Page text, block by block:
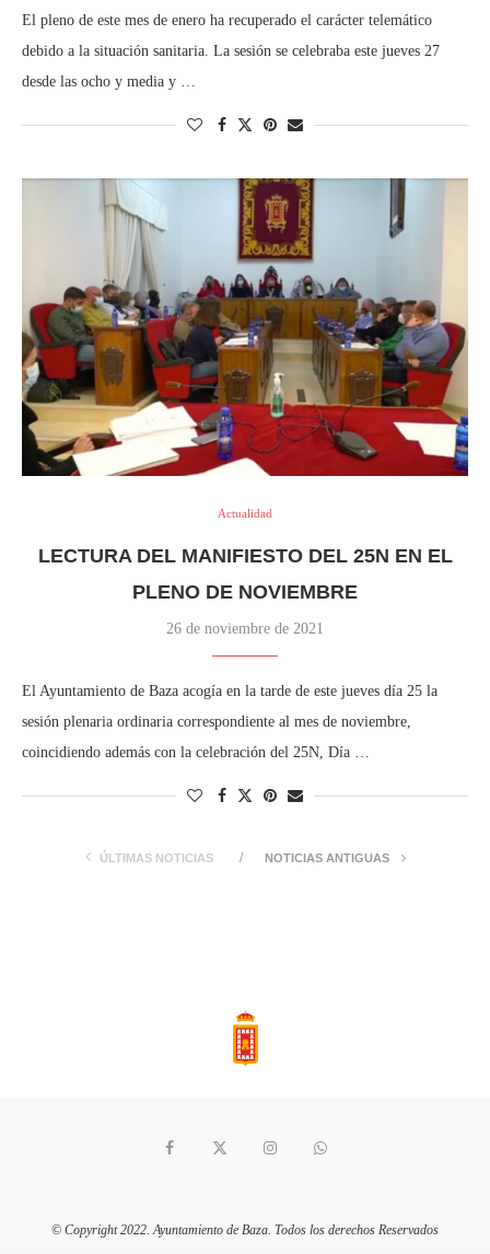
El pleno de este mes de enero ha recuperado el carácter telemático
debido a la situación sanitaria. La sesión se celebraba este jueves 27
desde las ocho y media y …
Actualidad
LECTURA DEL MANIFIESTO DEL 25N EN EL
PLENO DE NOVIEMBRE
26 de noviembre de 2021
El Ayuntamiento de Baza acogía en la tarde de este jueves día 25 la
sesión plenaria ordinaria correspondiente al mes de noviembre,
coincidiendo además con la celebración del 25N, Día …
ÚLTIMAS NOTICIAS NOTICIAS ANTIGUAS
© Copyright 2022. Ayuntamiento de Baza. Todos los derechos Reservados